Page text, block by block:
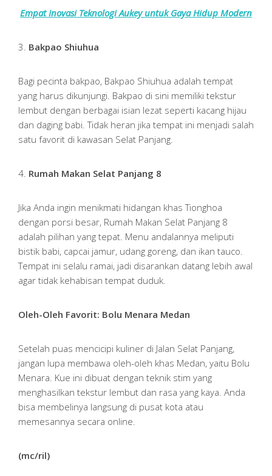
Empat Inovasi Teknologi Aukey untuk Gaya Hidup Modern
3. Bakpao Shiuhua
Bagi pecinta bakpao, Bakpao Shiuhua adalah tempat
yang harus dikunjungi. Bakpao di sini memiliki tekstur
lembut dengan berbagai isian lezat seperti kacang hijau
dan daging babi. Tidak heran jika tempat ini menjadi salah
satu favorit di kawasan Selat Panjang.
4. Rumah Makan Selat Panjang 8
Jika Anda ingin menikmati hidangan khas Tionghoa
dengan porsi besar, Rumah Makan Selat Panjang 8
adalah pilihan yang tepat. Menu andalannya meliputi
bistik babi, capcai jamur, udang goreng, dan ikan tauco.
Tempat ini selalu ramai, jadi disarankan datang lebih awal
agar tidak kehabisan tempat duduk.
Oleh-Oleh Favorit: Bolu Menara Medan
Setelah puas mencicipi kuliner di Jalan Selat Panjang,
jangan lupa membawa oleh-oleh khas Medan, yaitu Bolu
Menara. Kue ini dibuat dengan teknik stim yang
menghasilkan tekstur lembut dan rasa yang kaya. Anda
bisa membelinya langsung di pusat kota atau
memesannya secara online.
(mc/ril)